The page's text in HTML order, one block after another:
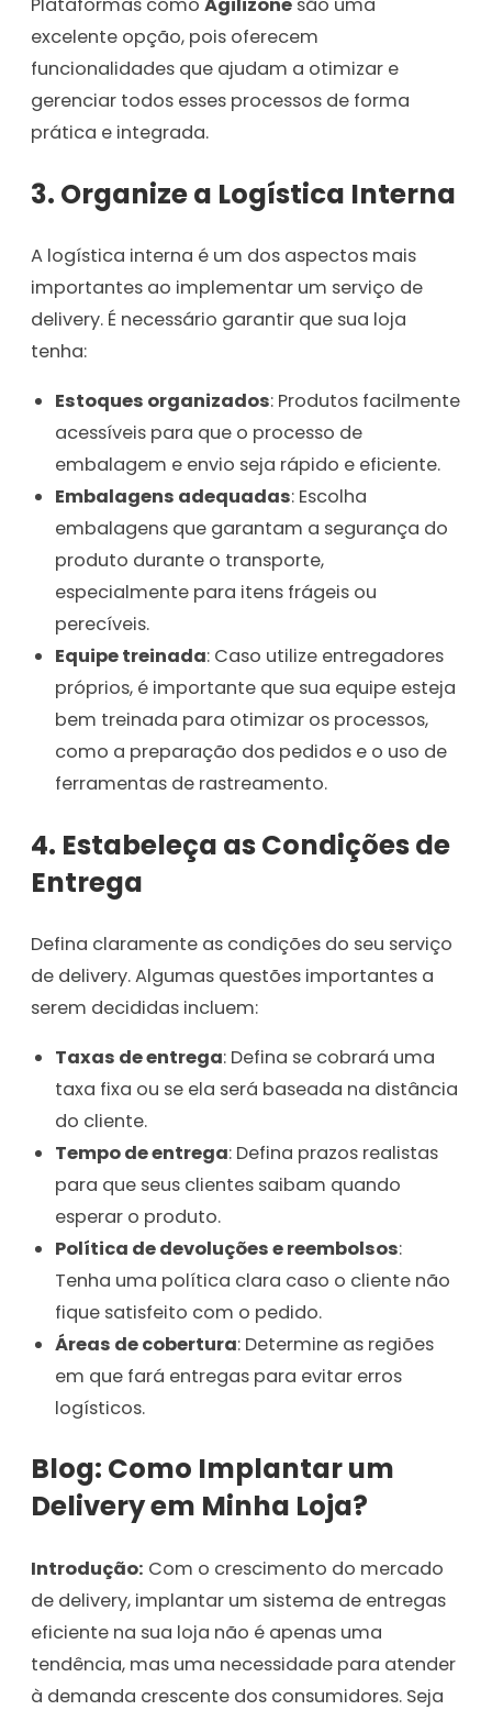
Plataformas como Agilizone são uma
excelente opção, pois oferecem
funcionalidades que ajudam a otimizar e
gerenciar todos esses processos de forma
prática e integrada.
3. Organize a Logística Interna
A logística interna é um dos aspectos mais
importantes ao implementar um serviço de
delivery. É necessário garantir que sua loja
tenha:
Estoques organizados: Produtos facilmente
acessíveis para que o processo de
embalagem e envio seja rápido e eficiente.
Embalagens adequadas: Escolha
embalagens que garantam a segurança do
produto durante o transporte,
especialmente para itens frágeis ou
perecíveis.
Equipe treinada: Caso utilize entregadores
próprios, é importante que sua equipe esteja
bem treinada para otimizar os processos,
como a preparação dos pedidos e o uso de
ferramentas de rastreamento.
4. Estabeleça as Condições de
Entrega
Defina claramente as condições do seu serviço
de delivery. Algumas questões importantes a
serem decididas incluem:
Taxas de entrega: Defina se cobrará uma
taxa fixa ou se ela será baseada na distância
do cliente.
Tempo de entrega: Defina prazos realistas
para que seus clientes saibam quando
esperar o produto.
Política de devoluções e reembolsos:
Tenha uma política clara caso o cliente não
fique satisfeito com o pedido.
Áreas de cobertura: Determine as regiões
em que fará entregas para evitar erros
logísticos.
Blog: Como Implantar um
Delivery em Minha Loja?
Introdução: Com o crescimento do mercado
de delivery, implantar um sistema de entregas
eficiente na sua loja não é apenas uma
tendência, mas uma necessidade para atender
à demanda crescente dos consumidores. Seja